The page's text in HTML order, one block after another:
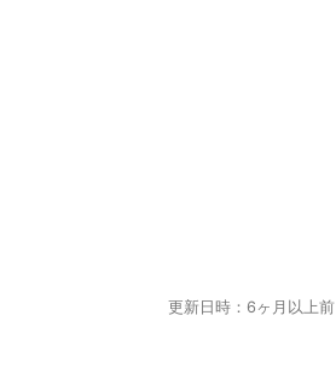
更新日時：6ヶ月以上前